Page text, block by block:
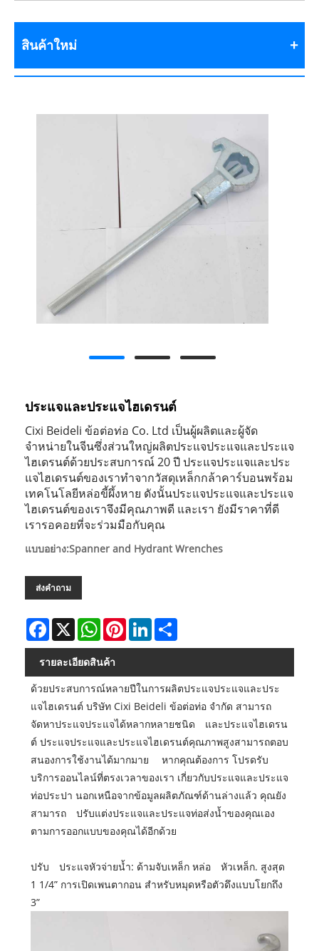
สินค้าใหม่
ประแจและประแจไฮเดรนต์
Cixi Beideli ข้อต่อท่อ Co. Ltd เป็นผู้ผลิตและผู้จัด
จำหน่ายในจีนซึ่งส่วนใหญ่ผลิตประแจประแจและประแจ
ไฮเดรนต์ด้วยประสบการณ์ 20 ปี ประแจประแจและประ
แจไฮเดรนต์ของเราทำจากวัสดุเหล็กกล้าคาร์บอนพร้อม
เทคโนโลยีหล่อขี้ผึ้งหาย ดังนั้นประแจประแจและประแจ
ไฮเดรนต์ของเราจึงมีคุณภาพดี และเรา ยังมีราคาที่ดี
เรารอคอยที่จะร่วมมือกับคุณ
แบบอย่าง:Spanner and Hydrant Wrenches
ส่งคำถาม
Facebook
X WhatsAppPinterestLinkedIn
รายละเอียดสินค้า
ด้วยประสบการณ์หลายปีในการผลิตประแจประแจและประ
แจไฮเดรนต์ บริษัท Cixi Beideli ข้อต่อท่อ จำกัด สามารถ
จัดหาประแจประแจได้หลากหลายชนิด และประแจไฮเดรน
ต์ ประแจประแจและประแจไฮเดรนต์คุณภาพสูงสามารถตอบ
สนองการใช้งานได้มากมาย หากคุณต้องการ โปรดรับ
บริการออนไลน์ที่ตรงเวลาของเรา เกี่ยวกับประแจและประแจ
ท่อประปา นอกเหนือจากข้อมูลผลิตภัณฑ์ด้านล่างแล้ว คุณยัง
สามารถ ปรับแต่งประแจและประแจท่อส่งน้ำของคุณเอง
ตามการออกแบบของคุณได้อีกด้วย
ปรับ ประแจหัวจ่ายน้ำ: ด้ามจับเหล็ก หล่อ หัวเหล็ก. สูงสุด
1 1/4” การเปิดเพนตากอน สำหรับหมุดหรือตัวดึงแบบโยกถึง
3”